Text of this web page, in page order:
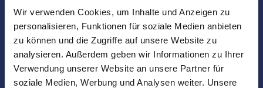
Wir verwenden Cookies, um Inhalte und Anzeigen zu
personalisieren, Funktionen für soziale Medien anbieten
zu können und die Zugriffe auf unsere Website zu
analysieren. Außerdem geben wir Informationen zu Ihrer
Verwendung unserer Website an unsere Partner für
soziale Medien, Werbung und Analysen weiter. Unsere
Begleitung und Unterstützung bei der Objekt-
Übergabe
Auch nach dem Verkauf sind wir für Sie da